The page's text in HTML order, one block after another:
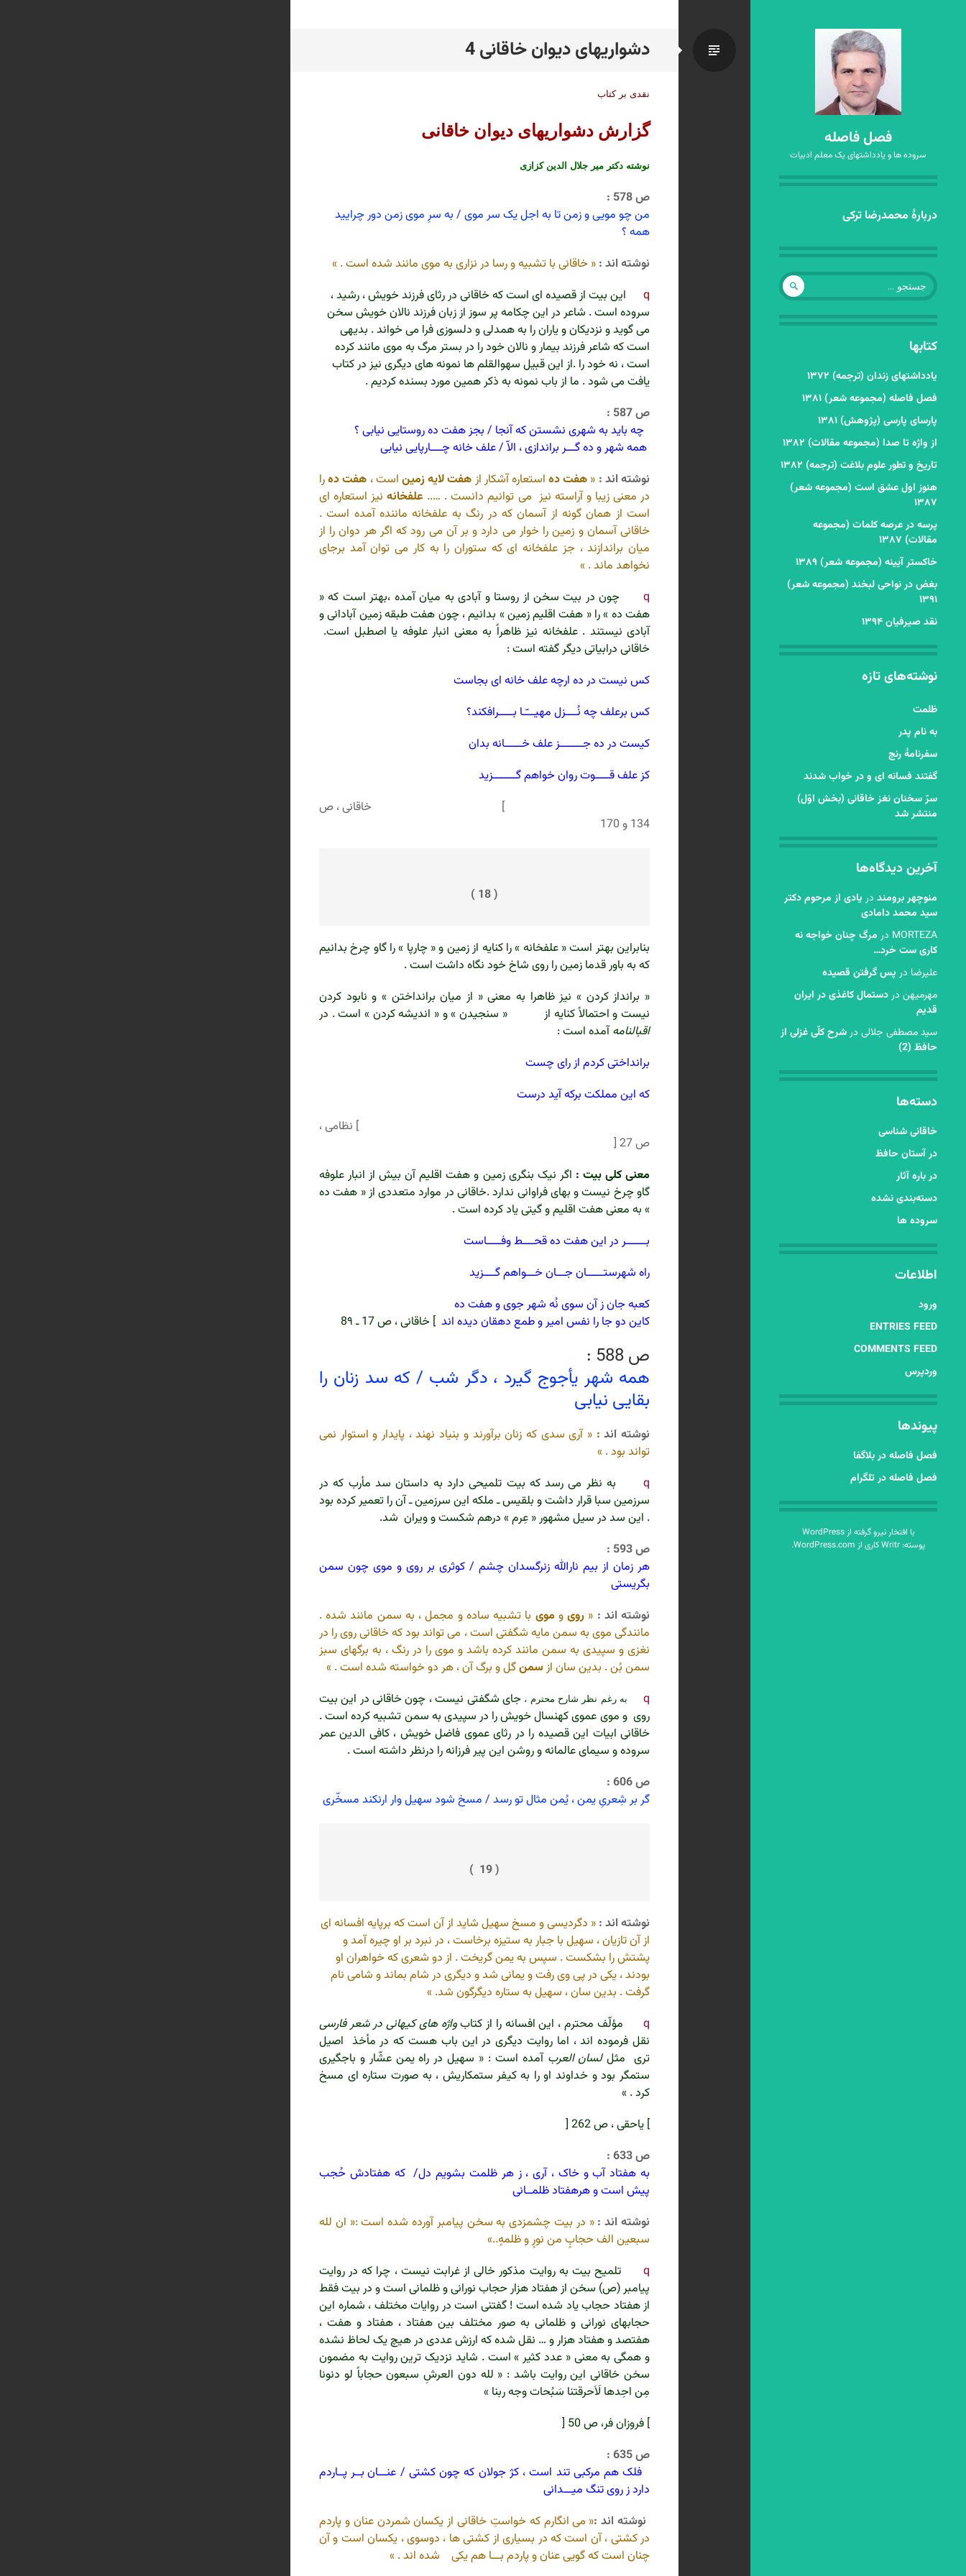
فصل فاصله
سروده ها و یادداشتهای یک معلم ادبیات
رفتن
نوشته‌ها
دربارهٔ محمدرضا ترکی
جستجو
برای:
کتابها
یادداشتهای زندان (ترجمه) ۱۳۷۲
فصل فاصله (مجموعه شعر) ۱۳۸۱
پارسای پارسی (پژوهش) ۱۳۸۱
از واژه تا صدا (مجموعه مقالات) ۱۳۸۲
تاریخ و تطور علوم بلاغت (ترجمه) ۱۳۸۲
هنوز اول عشق است (مجموعه شعر)
۱۳۸۷
پرسه در عرصه کلمات (مجموعه
مقالات) ۱۳۸۷
خاکستر آیینه (مجموعه شعر) ۱۳۸۹
بغض در نواحی لبخند (مجموعه شعر)
۱۳۹۱
نقد صیرفیان ۱۳۹۴
نوشته‌های تازه
ظلمت
به نام پدر
سفرنامۀ رنج
گفتند فسانه ای و در خواب شدند
سرّ سخنان نغز خاقانی (بخش اوّل)
منتشر شد
آخرین دیدگاه‌ها
منوچهر برومند در یادی از مرحوم دکتر
سید محمد دامادی
MORTEZA در مرگ چنان خواجه نه
کاری ست خرد…
عليرضا در پس گرفتن قصیده
مهرمیهن دردستمال کاغذی در ایران
قدیم
سید مصطفی جلالی درشرح کلّی غزلی از
حافظ (2)
دسته‌ها
خاقانی شناسی
در آستان حافظ
در باره آثار
دسته‌بندی نشده
سروده ها
اطلاعات
ورود
ENTRIES FEED
COMMENTS FEED
وردپرس
پیوندها
فصل فاصله در بلاگفا
فصل فاصله در تلگرام
با افتخار نیرو گرفته از WordPress
پوسته: Writr کاری از
WordPress.com
.
دشواریهای دیوان خاقانی 4استاندارد
نقدی بر کتاب
گزارش دشواریهای دیوان خاقانی
نوشته دکتر میر جلال الدین کزازی
ص 578 :
من چو مویی و زمن تا به اجل یک سر موی / به سرِ موی زمن دور چرایید
همه ؟
نوشته اند : « خاقانی با تشبیه و رسا در نزاری به موی مانند شده است . »
q
این بیت از قصیده ای است که خاقانی در رثای فرزند خویش ، رشید ،
سروده است . شاعر در این چکامه پر سوز از زبان فرزند نالان خویش سخن
می گوید و نزدیکان و یاران را به همدلی و دلسوزی فرا می خواند . بدیهی
است که شاعر فرزند بیمار و نالان خود را در بستر مرگ به موی مانند کرده
است ، نه خود را .از این قبیل سهوالقلم ها نمونه های دیگری نیز در کتاب
یافت می شود . ما از باب نمونه به ذکر همین مورد بسنده کردیم .
ص 587 :
چه باید به شهری نشستن که آنجا / بجز هفت ده روستایی نیابی ؟
همه شهر و ده گـــر براندازی ، الاّ / علف خانه چــــارپایی نیابی
نوشته اند : « هفت دهاستعاره آشکار از هفت لایه زمین است ، هفت دهرا
در معنی زیبا و آراسته نیز می توانیم دانست . ….. علفخانهنیز استعاره ای
است از همان گونه از آسمان که در رنگ به علفخانه ماننده آمده است .
خاقانی آسمان و زمین را خوار می دارد و بر آن می رود که اگر هر دوان را از
میان براندازند ، جز علفخانه ای که ستوران را به کار می توان آمد برجای
نخواهد ماند . »
q
چون در بیت سخن از روستا و آبادی به میان آمده ،بهتر است که «
هفت ده » را « هفت اقلیم زمین » بدانیم ، چون هفت طبقه زمین آبادانی و
آبادی نیستند . علفخانه نیز ظاهراً به معنی انبار علوفه یا اصطبل است.
خاقانی درابیاتی دیگر گفته است :
کس نیست در ده ارچه علف خانه ای بجاست
کس برعلف چه نُــــزل مهیـــّـا بـــــرافکند؟
کیست در ده جــــــــز علف خــــــانه بدان
کز علف قـــــوت روان خواهم گــــــــزید
] خاقانی ، ص
134 و 170
( 18 )
بنابراین بهتر است « علفخانه » را کنایه از زمین و « چارپا » را گاو چرخ بدانیم
که به باور قدما زمین را روی شاخ خود نگاه داشت است .
« برانداز کردن » نیز ظاهرا به معنی « از میان برانداختن » و نابود کردن
نیست و احتمالاً کنایه از « سنجیدن » و « اندیشه کردن » است . در
اقبالنامهآمده است :
برانداختی کردم از رای چست
که این مملکت برکه آید درست
] نظامی ،
ص 27 [
معنی کلی بیت : اگر نیک بنگری زمین و هفت اقلیم آن بیش از انبار علوفه
گاو چرخ نیست و بهای فراوانی ندارد .خاقانی در موارد متعددی از « هفت ده
» به معنی هفت اقلیم و گیتی یاد کرده است .
بـــــــر در این هفت ده قحــــط وفـــــاست
راه شهرستــــــان جـــان خـــواهم گــــزید
کعبه جان ز آن سوی نُه شهر جوی و هفت ده
کاین دو جا را نفس امیر و طمع دهقان دیده اند] خاقانی ، ص 17 ـ 8۹
ص 588 :
همه شهر یأجوج گیرد ، دگر شب / که سد زنان را
بقایی نیابی
نوشته اند: « آری سدی که زنان برآورند و بنیاد نهند ، پایدار و استوار نمی
تواند بود . »
q
به نظر می رسد که بیت تلمیحی دارد به داستان سد مأرب که در
سرزمین سبا قرار داشت و بلقیس ـ ملکه این سرزمین ـ آن را تعمیر کرده بود
. این سد در سیل مشهور « عِرم » درهم شکست و ویران شد.
ص 593 :
هر زمان از بیم نارالله زنرگسدان چشم / کوثری بر روی و موی چون سمن
بگریستی
نوشته اند : « رویو موی با تشبیه ساده و مجمل ، به سمن مانند شده .
مانندگی موی به سمن مایه شگفتی است ، می تواند بود که خاقانی روی را در
نغزی و سپیدی به سمن مانند کرده باشد و موی را در رنگ ، به برگهای سبز
سمن بُن . بدین سان ازسمنگل و برگ آن ، هر دو خواسته شده است . »
q
به رغم نظر شارح محترم ، جای شگفتی نیست ، چون خاقانی در این بیت
روی و موی عموی کهنسال خویش را در سپیدی به سمن تشبیه کرده است .
خاقانی ابیات این قصیده را در رثای عموی فاضل خویش ، کافی الدین عمر
سروده و سیمای عالمانه و روشن این پیر فرزانه را درنظر داشته است .
ص 606 :
گر بر شِعریِ یمن ، یُمن مثال تو رسد / مسخ شود سهیل وار ارنکند مسخّری
( 19 )
نوشته اند : « دگردیسی و مسخ سهیل شاید از آن است که برپایه افسانه ای
از آن تازیان ، سهیل با جبار به ستیزه برخاست ، در نبرد بر او چیره آمد و
پشتش را بشکست . سپس به یمن گریخت . از دو شعری که خواهران او
بودند ، یکی در پی وی رفت و یمانی شد و دیگری در شام بماند و شامی نام
گرفت . بدین سان ، سهیل به ستاره دیگرگون شد. »
q
مؤلّف محترم ، این افسانه را از کتابواژه های کیهانی در شعر فارسی
نقل فرموده اند ، اما روایت دیگری در این باب هست که در مأخذ اصیل
تری مثللسان العرب آمده است : « سهیل در راه یمن عشّار و باجگیری
ستمگر بود و خداوند او را به کیفر ستمکاریش ، به صورت ستاره ای مسخ
کرد . »
] یاحقی ، ص 262
[
ص 633 :
به هفتاد آب و خاک ، آری ، ز هر ظلمت بشویم دل/که هفتادش حُجب
پیش است و هرهفتاد ظلمــانی
نوشته اند : « در بیت چشمزدی به سخن پیامبر آورده شده است :« ان لله
سبعین الف حجابٍ من نورٍ و ظلمهٍ..»
q
تلمیح بیت به روایت مذکور خالی از غرابت نیست ، چرا که در روایت
پیامبر (ص) سخن از هفتاد هزار حجاب نورانی و ظلمانی است و در بیت فقط
از هفتاد حجاب یاد شده است ! گفتنی است در روایات مختلف ، شماره این
حجابهای نورانی و ظلمانی به صور مختلف بین هفتاد ، هفتاد و هفت ،
هفتصد و هفتاد هزار و … نقل شده که ارزش عددی در هیچ یک لحاظ نشده
و همگی به معنی « عدد کثیر » است . شاید نزدیک ترین روایت به مضمون
سخن خاقانی این روایت باشد : « لله دون العرشِ سبعون حجاباً لو دنونا
مِن احِدها لَاَحرقتنا سَبُحات وجه ربنا »
] فروزان فر، ص 50
[
ص 635 :
فلک هم مرکبی تند است ، کژ جولان که چون کشتی / عنـــان بــر پــاردم
دارد ز روی تنگ میـــدانی
نوشته اند :« می انگارم که خواستِ خاقانی از یکسان شمردن عنان و پاردم
در کشتی ، آن است که در بسیاری از کشتی ها ، دوسوی ، یکسان است و آن
چنان است که گویی عنان و پاردم بـــا هم یکی شده اند . »